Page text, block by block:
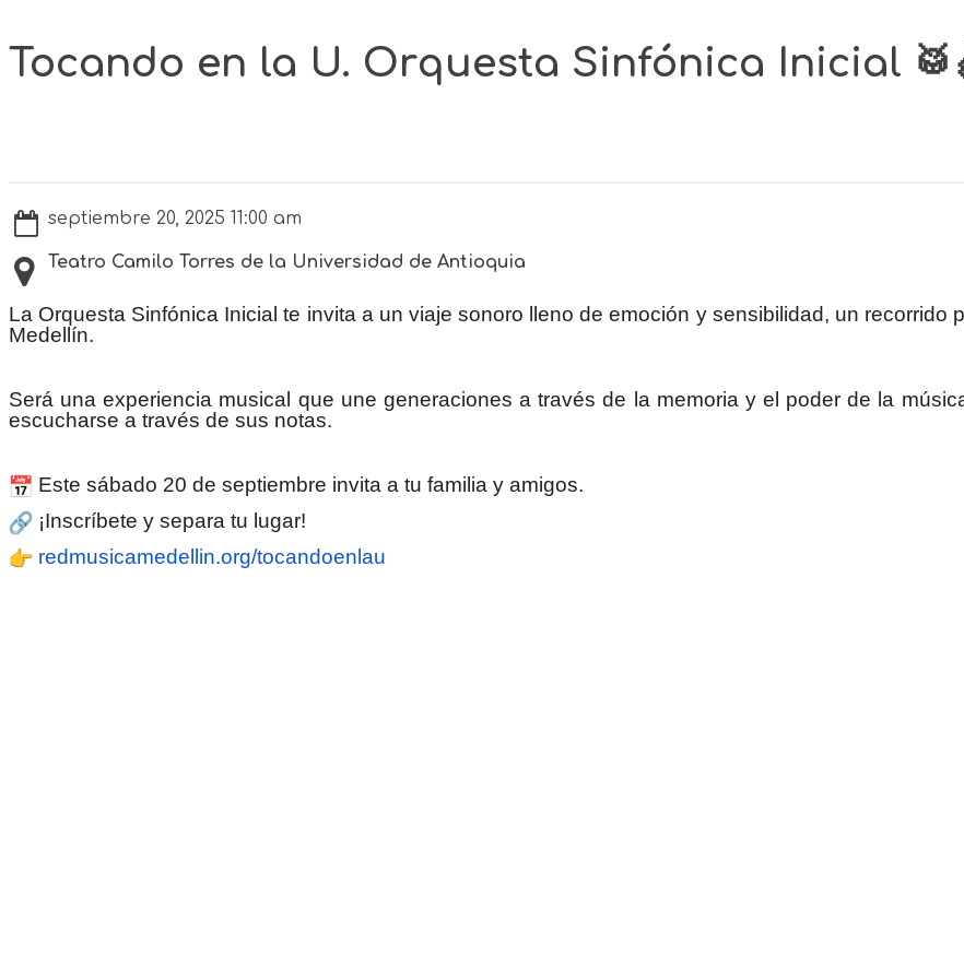
Tocando en la U. Orquesta Sinfónica Inicial
septiembre 20, 2025 11:00 am
Teatro Camilo Torres de la Universidad de Antioquia
La Orquesta Sinfónica Inicial te invita a un viaje sonoro lleno de emoción y sensibilidad, un recorrido
Medellín.
Será una experiencia musical que une generaciones a través de la memoria y el poder de la
escucharse a través de sus notas.
Este sábado 20 de septiembre invita a tu familia y amigos.
¡Inscríbete y separa tu lugar!
redmusicamedellin.org/tocandoenlau